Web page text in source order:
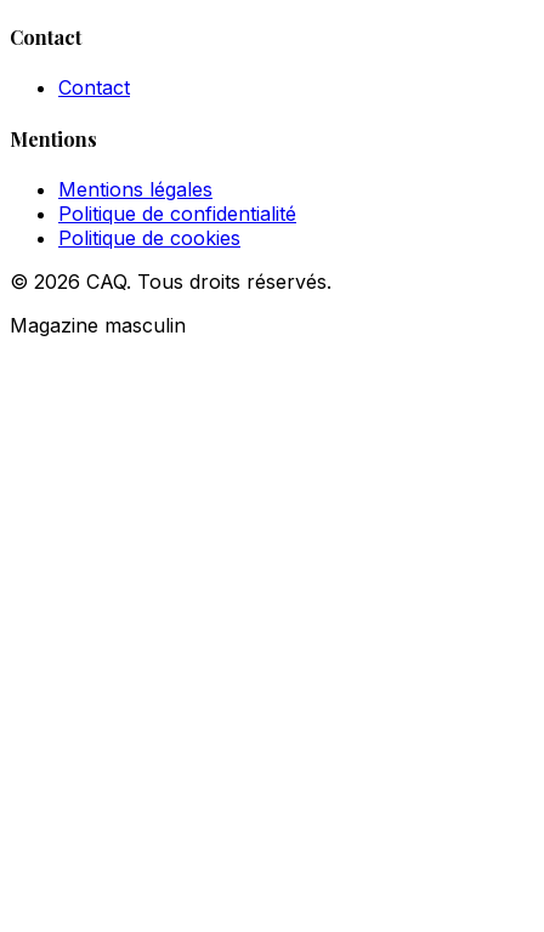
Contact
Contact
Mentions
Mentions légales
Politique de confidentialité
Politique de cookies
© 2026 CAQ. Tous droits réservés.
Magazine masculin